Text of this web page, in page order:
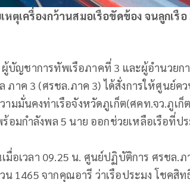
ตุเครื่องกว้านสมอเรือขัดข้อง จนลูกเรือ
ผู้บัญชาการทัพเรือภาคที่ 3 และผู้อำนวยก
ภาค 3 (ศรชล.ภาค 3) ได้สั่งการให้ศูนย์ค
มมั่นคงท่าเรือจังหวัดภูเก็ต(ศคท.จว.ภูเก็
อมกำลังพล 5 นาย ออกช่วยเหลือเรือที่ป
มื่อเวลา 09.25 น. ศูนย์ปฏิบัติการ ศรชล.ภ
1465 จากคุณอารี ว่าเรือประมง โชคสิท